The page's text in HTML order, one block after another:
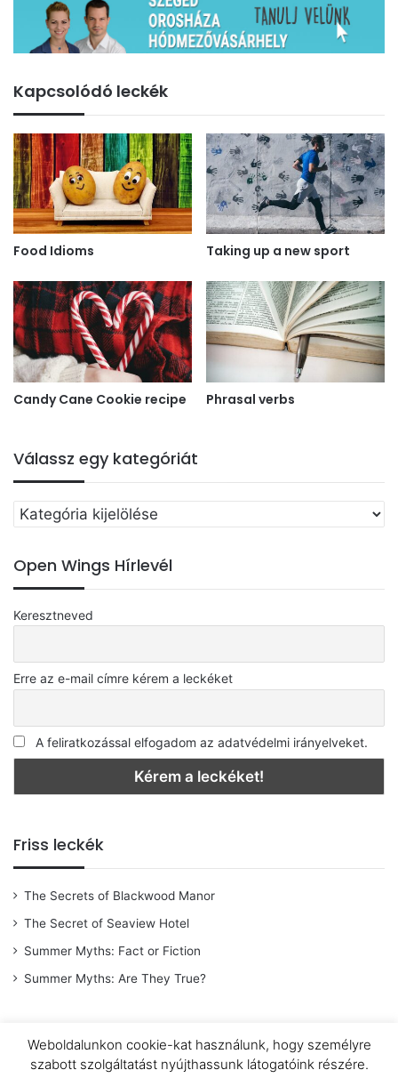
Kapcsolódó leckék
Food Idioms Taking up a new sport
Candy Cane Cookie recipe Phrasal verbs
Válassz egy kategóriát
Válassz
egy
Open Wings Hírlevél
Keresztneved
Erre az e-mail címre kérem a leckéket
A feliratkozással elfogadom az adatvédelmi irányelveket.
Friss leckék
The Secrets of Blackwood Manor
The Secret of Seaview Hotel
Summer Myths: Fact or Fiction
Summer Myths: Are They True?
© Copyright 2026 | OpenWingsAngol Adatkezelési tájékoztató
Weboldalunkon cookie-kat használunk, hogy személyre
szabott szolgáltatást nyújthassunk látogatóink részére.